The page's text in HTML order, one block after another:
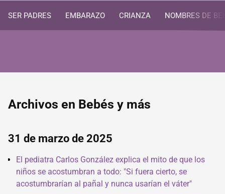
SER PADRES EMBARAZO CRIANZA NOMBRES DE
Archivos en Bebés y más
31 de marzo de 2025
El pediatra Carlos González explica el mito de que los
niños se acostumbran a todo: "Si fuera cierto, se
acostumbrarían al pañal y nunca usarían el váter"